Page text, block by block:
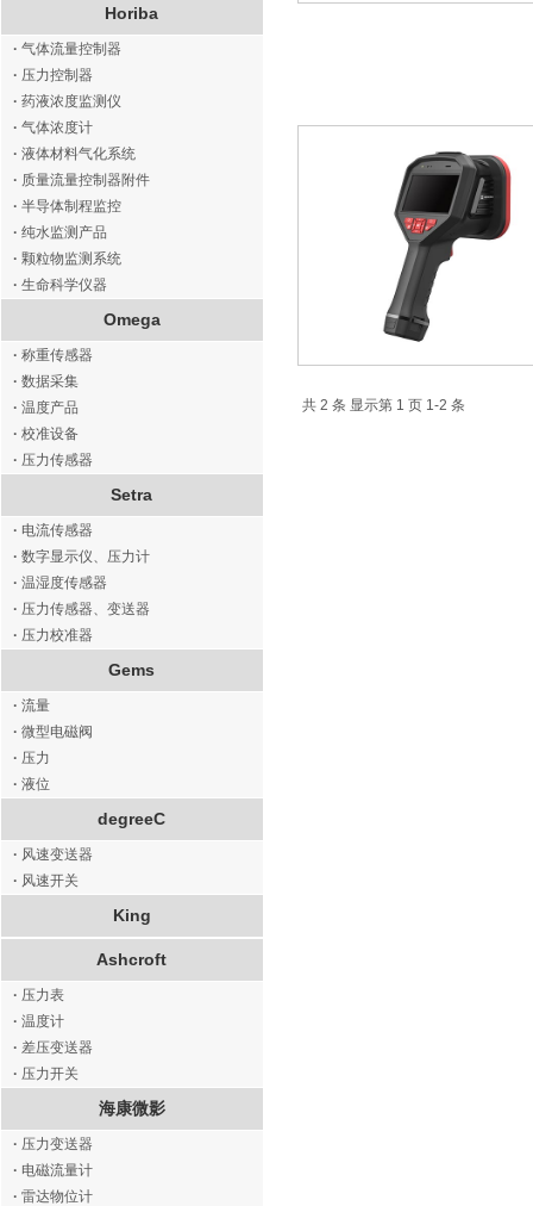
Horiba
· 气体流量控制器
· 压力控制器
· 药液浓度监测仪
· 气体浓度计
· 液体材料气化系统
· 质量流量控制器附件
· 半导体制程监控
· 纯水监测产品
· 颗粒物监测系统
· 生命科学仪器
Omega
· 称重传感器
· 数据采集
· 温度产品
· 校准设备
· 压力传感器
Setra
· 电流传感器
· 数字显示仪、压力计
· 温湿度传感器
· 压力传感器、变送器
· 压力校准器
Gems
· 流量
· 微型电磁阀
· 压力
· 液位
degreeC
· 风速变送器
· 风速开关
King
Ashcroft
· 压力表
· 温度计
· 差压变送器
· 压力开关
海康微影
· 压力变送器
· 电磁流量计
· 雷达物位计
共 2 条 显示第 1 页 1-2 条